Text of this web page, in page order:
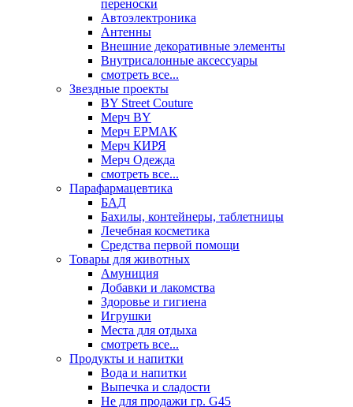
переноски
Автоэлектроника
Антенны
Внешние декоративные элементы
Внутрисалонные аксессуары
смотреть все...
Звездные проекты
BY Street Couture
Мерч BY
Мерч ЕРМАК
Мерч КИРЯ
Мерч Одежда
смотреть все...
Парафармацевтика
БАД
Бахилы, контейнеры, таблетницы
Лечебная косметика
Средства первой помощи
Товары для животных
Амуниция
Добавки и лакомства
Здоровье и гигиена
Игрушки
Места для отдыха
смотреть все...
Продукты и напитки
Вода и напитки
Выпечка и сладости
Не для продажи гр. G45